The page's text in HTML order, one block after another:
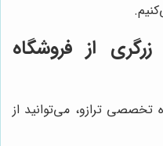
از فروشگاه
تخصصی ترازو، می‌توانید از